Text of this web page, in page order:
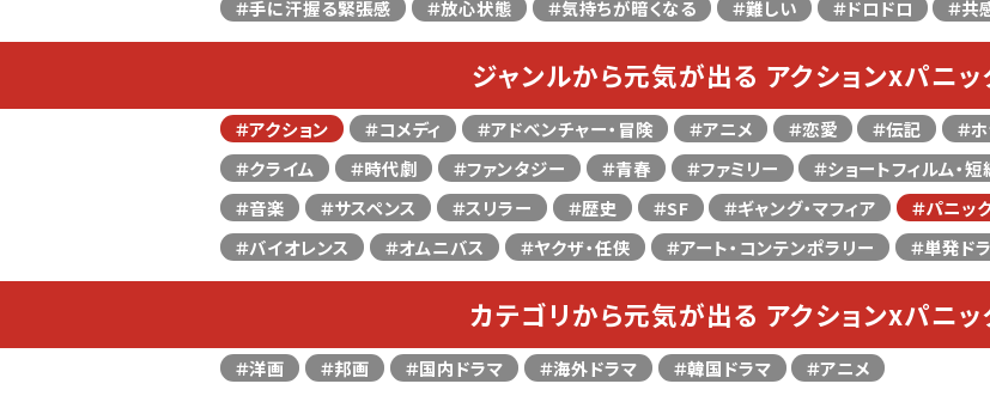
＃手に汗握る緊張感
＃放心状態 ＃気持ちが暗くなる ＃難しい ＃ドロドロ ＃共
ジャンルから元気が出る アクションxパニ
＃アクション ＃コメディ ＃アドベンチャー・冒険 ＃アニメ ＃恋愛 ＃伝記 ＃
＃クライム
＃時代劇 ＃ファンタジー ＃青春 ＃ファミリー ＃ショートフィルム・短
＃音楽
＃サスペンス ＃スリラー ＃歴史 ＃SF ＃ギャング・マフィア ＃パニッ
＃バイオレンス
＃オムニバス ＃ヤクザ・任侠 ＃アート・コンテンポラリー ＃単発ド
カテゴリから元気が出る アクションxパニ
＃洋画 ＃邦画 ＃国内ドラマ ＃海外ドラマ ＃韓国ドラマ ＃アニメ